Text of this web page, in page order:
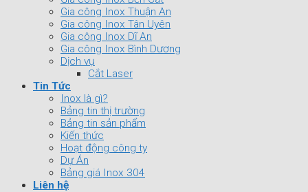
Gia công Inox Thuận An
Gia công Inox Tân Uyên
Gia công Inox Dĩ An
Gia công Inox Bình Dương
Dịch vụ
Cắt Laser
Tin Tức
Inox là gì?
Bảng tin thị trường
Bảng tin sản phẩm
Kiến thức
Hoạt động công ty
Dự Án
Bảng giá Inox 304
Liên hệ